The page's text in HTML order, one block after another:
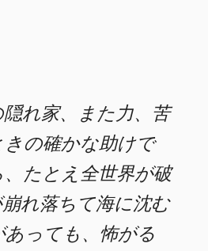
れ家、また力、苦
の確かな助けで
たとえ全世界が破
れ落ちて海に沈む
っても、怖がる